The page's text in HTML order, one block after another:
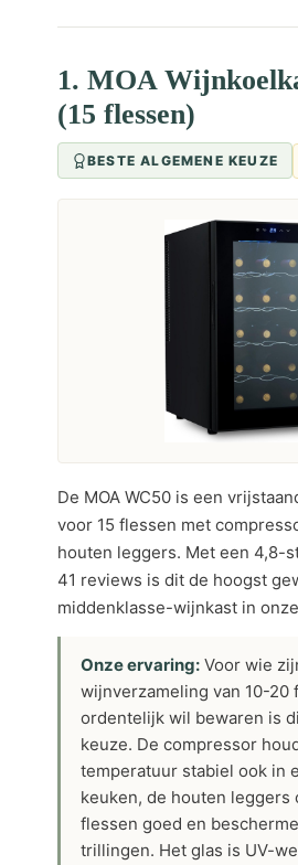
1. MOA
(15 flessen)
BESTE ALGEMENE KEUZE
De MOA WC50 is een
voor 15 flessen met
houten leggers. Met een 4,8-
41 reviews is dit de hoogst
middenklasse-wijnkast in
Onze ervaring: Voor wie
wijnverzameling van 10-20
ordentelijk wil bewaren is
keuze. De compressor
temperatuur stabiel ook in
keuken, de houten leggers
flessen goed en
trillingen. Het glas is UV-